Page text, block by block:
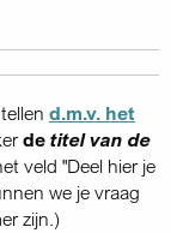
d.m.v. het
de titel van de
veld "Deel hier je
we je vraag
zijn.)